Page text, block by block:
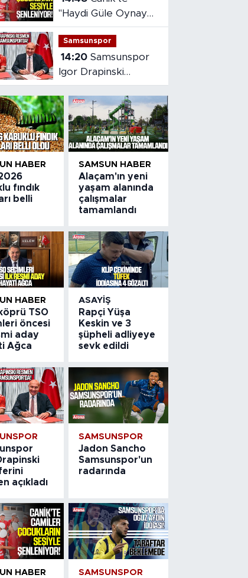
"Haydi Güle Oynaya
Camiye Gel"
Projesine yoğun ilgi
Samsunspor
14:20 Samsunspor
Igor Drapinski
transferini resmen
açıkladı
HABER
fındık
belli
SAMSUN HABER
Alaçam'ın yeni
yaşam alanında
çalışmalar
tamamlandı
HABER
TSO
öncesi
aday
Ağca
ASAYIŞ
Rapçi Yüşa
Keskin ve 3
şüpheli adliyeye
sevk edildi
açıkladı
SAMSUNSPOR
Jadon Sancho
Samsunspor'un
radarında
HABER SAMSUNSPOR